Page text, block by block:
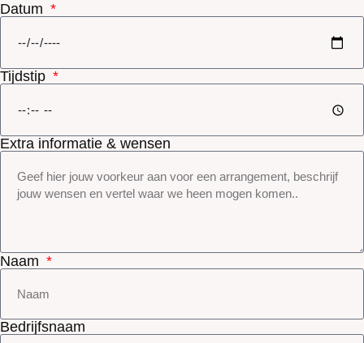
Datum
Tijdstip
Extra informatie & wensen
Naam
Bedrijfsnaam